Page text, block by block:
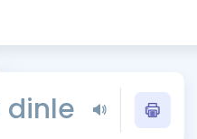
YDS - YÖKDİL